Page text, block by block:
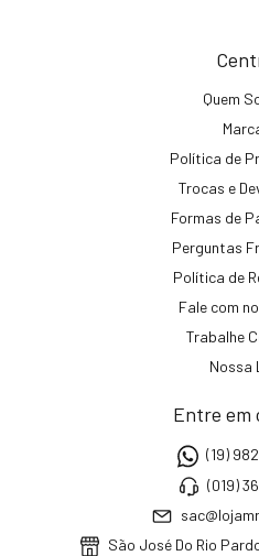
Quem
Política de
Trocas e
Formas de
Perguntas
Política de
Fale com
Trabalhe
Nossa
Entre em
(19)
(019)
São José Do Rio